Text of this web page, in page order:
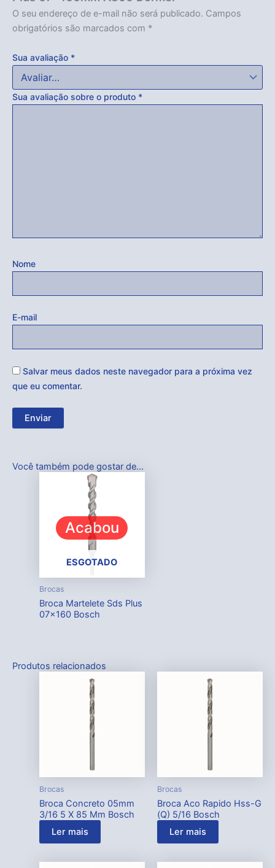
O seu endereço de e-mail não será publicado. Campos
obrigatórios são marcados com *
Sua avaliação *
Sua avaliação sobre o produto *
Nome
E-mail
Salvar meus dados neste navegador para a próxima vez
que eu comentar.
Você também pode gostar de…
Acabou
ESGOTADO
Brocas
Broca Martelete Sds Plus
07×160 Bosch
Produtos relacionados
Brocas
Broca Concreto 05mm
3/16 5 X 85 Mm Bosch
Ler mais
Brocas
Broca Aco Rapido Hss-G
(Q) 5/16 Bosch
Ler mais